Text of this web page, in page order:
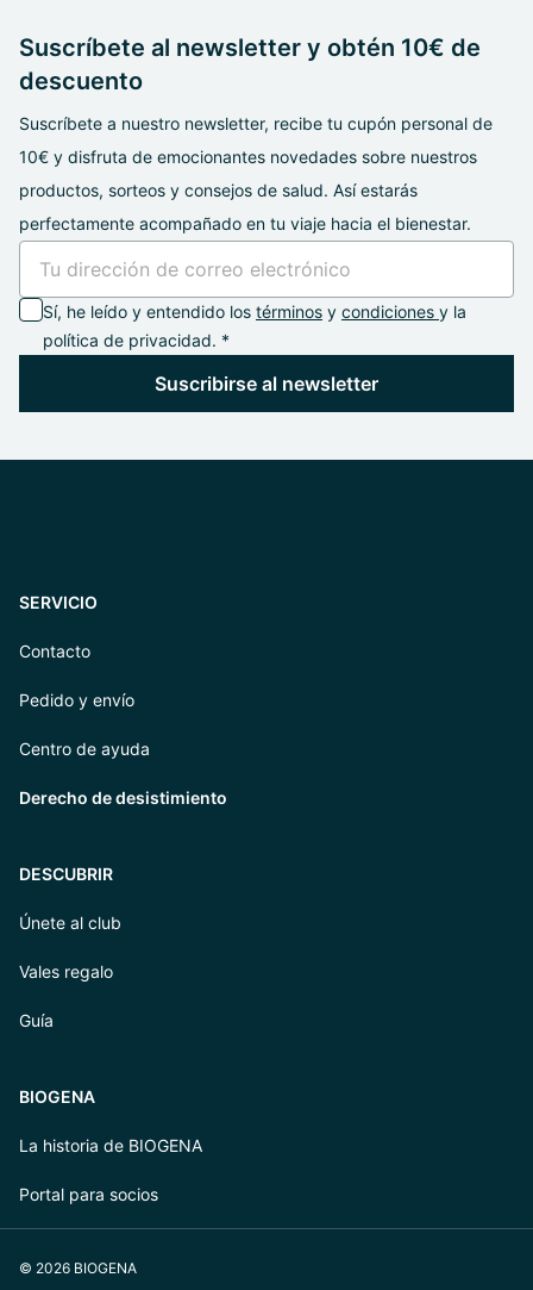
Suscríbete al newsletter y obtén 10€ de
descuento
Suscríbete a nuestro newsletter, recibe tu cupón personal de
10€ y disfruta de emocionantes novedades sobre nuestros
productos, sorteos y consejos de salud. Así estarás
perfectamente acompañado en tu viaje hacia el bienestar.
Sí, he leído y entendido los términos y condiciones y la
política de privacidad. *
Suscribirse al newsletter
SERVICIO
Contacto
Pedido y envío
Centro de ayuda
Derecho de desistimiento
DESCUBRIR
Únete al club
Vales regalo
Guía
BIOGENA
La historia de BIOGENA
Portal para socios
© 2026 BIOGENA